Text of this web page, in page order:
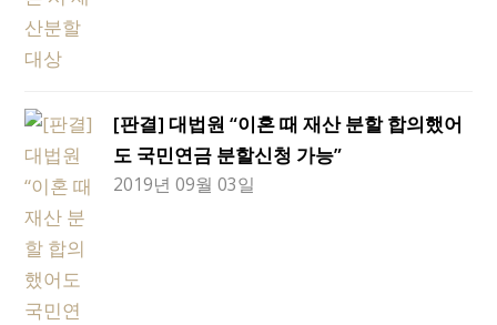
[판결] 대법원 “이혼 때 재산 분할 합의했어
도 국민연금 분할신청 가능”
2019년 09월 03일